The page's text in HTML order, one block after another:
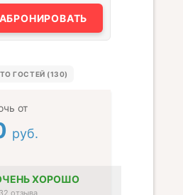
ГОСТЕЙ (130)
от
руб.
ХОРОШО
отзыва